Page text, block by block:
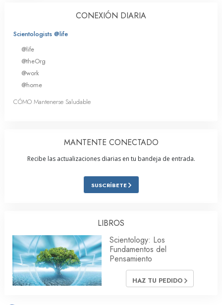
CONEXIÓN DIARIA
Scientologists @life
@life
@theOrg
@work
@home
CÓMO Mantenerse Saludable
MANTENTE CONECTADO
Recibe las actualizaciones diarias en tu bandeja de entrada.
SUSCRÍBETE
LIBROS
Scientology: Los
Fundamentos del
Pensamiento
HAZ TU PEDIDO